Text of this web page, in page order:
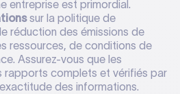
entreprise est primordial.
sur la politique de
réduction des émissions de
ressources, de conditions de
Assurez-vous que les
rapports complets et vérifiés par
des informations.